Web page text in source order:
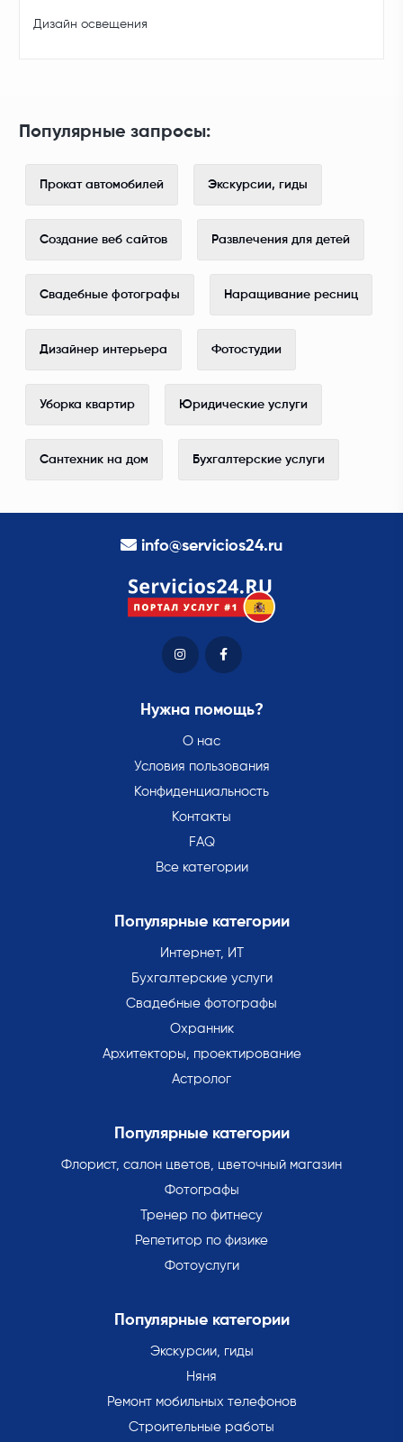
Дизайн освещения
Популярные запросы:
Прокат автомобилей Экскурсии, гиды
Создание веб сайтов Развлечения для детей
Свадебные фотографы Наращивание ресниц
Дизайнер интерьера Фотостудии
Уборка квартир Юридические услуги
Сантехник на дом Бухгалтерские услуги
info@servicios24.ru
Нужна помощь?
О нас
Условия пользования
Конфиденциальность
Контакты
FAQ
Все категории
Популярные категории
Интернет, ИТ
Бухгалтерские услуги
Свадебные фотографы
Охранник
Архитекторы, проектирование
Астролог
Популярные категории
Флорист, салон цветов, цветочный магазин
Фотографы
Тренер по фитнесу
Репетитор по физике
Фотоуслуги
Популярные категории
Экскурсии, гиды
Няня
Ремонт мобильных телефонов
Строительные работы